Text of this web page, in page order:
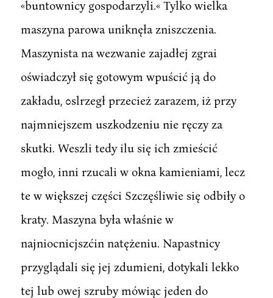
«buntownicy gospodarzyli.« Tylko wielka
maszyna parowa uniknęła zniszczenia.
Maszynista na wezwanie zajadłej zgrai
oświadczył się gotowym wpuścić ją do
zakładu, 0slrzegł przecież zarazem, iż przy
najmniejszem uszkodzeniu nie ręczy za
skutki. Weszli tedy ilu się ich zmieścić
mogło, inni rzucali w okna kamieniami, lecz
te w większej części Szczęśliwie się odbiły o
kraty. Maszyna była właśnie w
najniocnicjszćin natężeniu. Napastnicy
przyglądali się jej zdumieni, dotykali lekko
tej lub owej szruby mówiąc jeden do